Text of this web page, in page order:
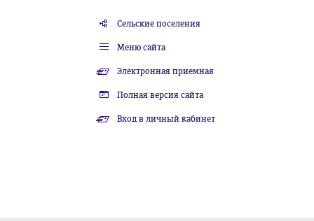
Сельские поселения
Меню сайта
Электронная приемная
Полная версия сайта
Вход в личный кабинет